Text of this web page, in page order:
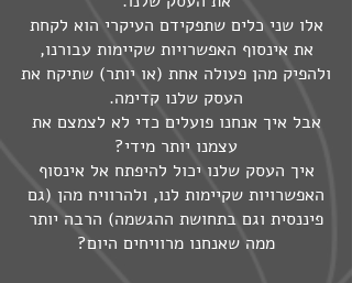
אלו שני כלים שתפקידם העיקרי הוא לקחת
את אינסוף האפשרויות שקיימות עבורנו,
ולהפיק מהן פעולה אחת (או יותר) שתיקח את
העסק שלנו קדימה.
אבל איך אנחנו פועלים כדי לא לצמצם את
עצמנו יותר מידי?
איך העסק שלנו יכול להיפתח אל אינסוף
האפשרויות שקיימות לנו, ולהרוויח מהן (גם
פיננסית וגם בתחושת ההגשמה) הרבה יותר
ממה שאנחנו מרוויחים היום?